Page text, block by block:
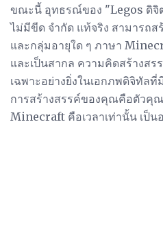
ขณะนี้ อุทธรณ์ของ "Legos ดิจิ
ไม่มีขีด จำกัด แท้จริง สามารถส
และกลุ่มอายุใด ๆ ภาษา
และเป็นสากล ความคิดสร้างส
เฉพาะอย่างยิ่งในเอกภพดิจิทัลที่
การสร้างสรรค์ของคุณคือตัวคุณ
Minecraft คือเวลาเท่านั้น เป็น